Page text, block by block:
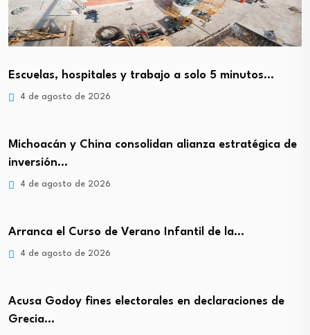
Escuelas, hospitales y trabajo a solo 5 minutos…
4 de agosto de 2026
Michoacán y China consolidan alianza estratégica de
inversión…
4 de agosto de 2026
Arranca el Curso de Verano Infantil de la…
4 de agosto de 2026
Acusa Godoy fines electorales en declaraciones de
Grecia…